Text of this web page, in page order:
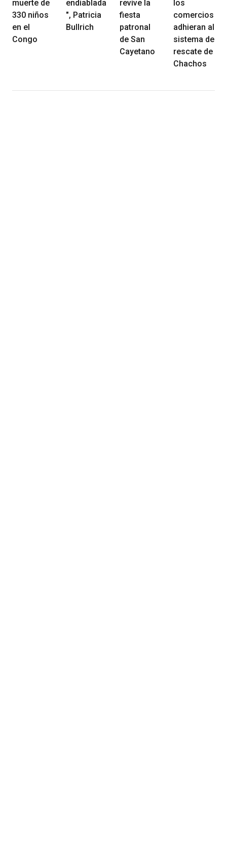
muerte de
330 niños
en el
Congo
endiablada
", Patricia
Bullrich
revive la
fiesta
patronal
de San
Cayetano
los
comercios
adhieran al
sistema de
rescate de
Chachos